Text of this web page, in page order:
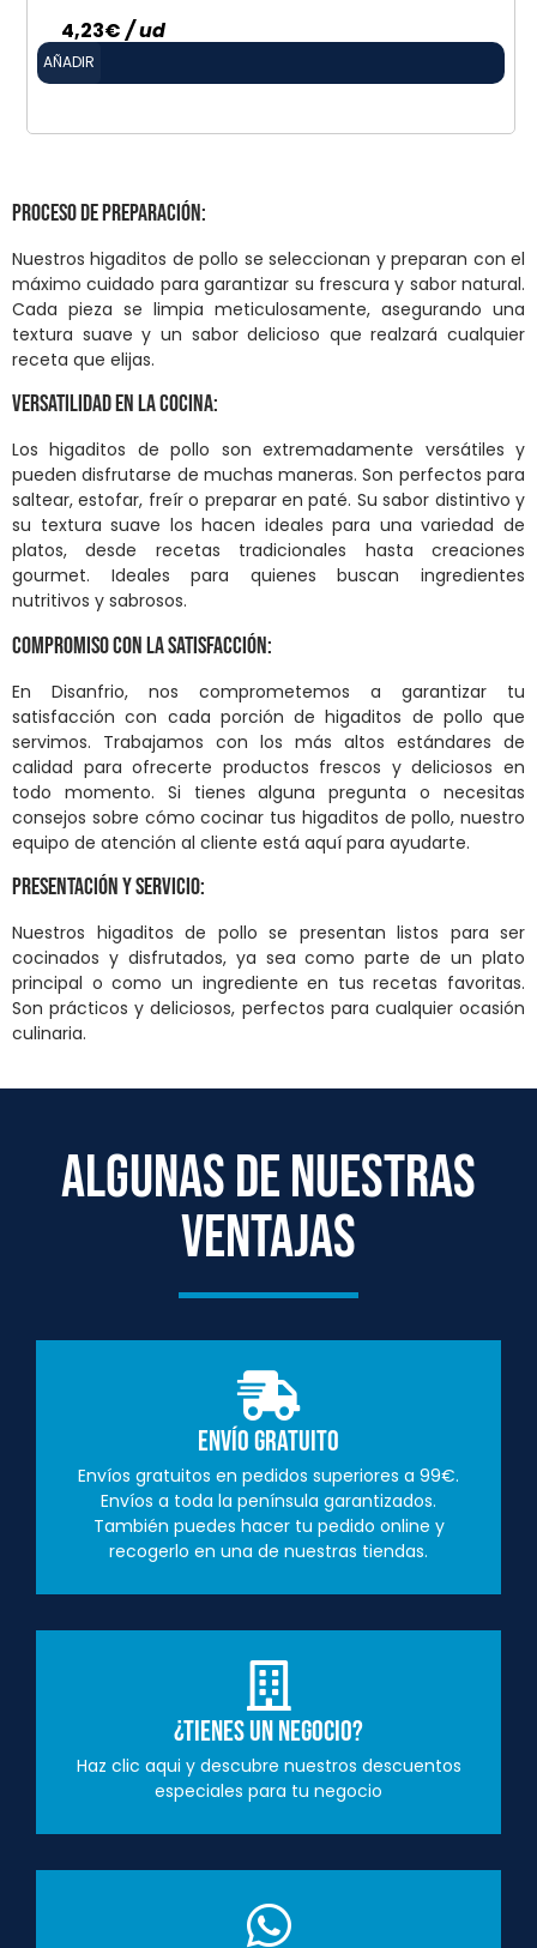
4,23€/ ud
AÑADIR
Proceso de Preparación:
Nuestros higaditos de pollo se seleccionan y preparan con el
máximo cuidado para garantizar su frescura y sabor natural.
Cada pieza se limpia meticulosamente, asegurando una
textura suave y un sabor delicioso que realzará cualquier
receta que elijas.
Versatilidad en la Cocina:
Los higaditos de pollo son extremadamente versátiles y
pueden disfrutarse de muchas maneras. Son perfectos para
saltear, estofar, freír o preparar en paté. Su sabor distintivo y
su textura suave los hacen ideales para una variedad de
platos, desde recetas tradicionales hasta creaciones
gourmet. Ideales para quienes buscan ingredientes
nutritivos y sabrosos.
Compromiso con la Satisfacción:
En Disanfrio, nos comprometemos a garantizar tu
satisfacción con cada porción de higaditos de pollo que
servimos. Trabajamos con los más altos estándares de
calidad para ofrecerte productos frescos y deliciosos en
todo momento. Si tienes alguna pregunta o necesitas
consejos sobre cómo cocinar tus higaditos de pollo, nuestro
equipo de atención al cliente está aquí para ayudarte.
Presentación y Servicio:
Nuestros higaditos de pollo se presentan listos para ser
cocinados y disfrutados, ya sea como parte de un plato
principal o como un ingrediente en tus recetas favoritas.
Son prácticos y deliciosos, perfectos para cualquier ocasión
culinaria.
ALGUNAS DE NUESTRAS
VENTAJAS
Envío Gratuito
Envíos gratuitos en pedidos superiores a 99€.
Envíos a toda la península garantizados.
También puedes hacer tu pedido online y
recogerlo en una de nuestras tiendas.
¿Tienes un negocio?
Haz clic aqui y descubre nuestros descuentos
especiales para tu negocio